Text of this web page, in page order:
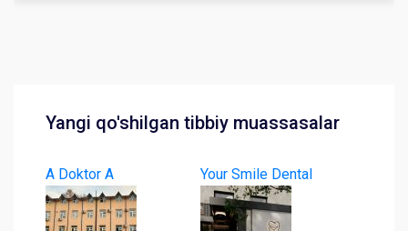
Yangi qo'shilgan tibbiy muassasalar
A Doktor A Your Smile Dental